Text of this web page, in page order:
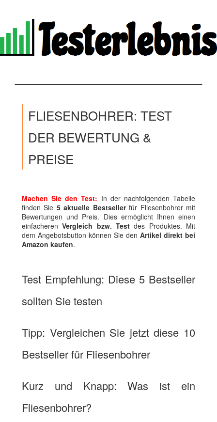
FLIESENBOHRER: TEST
DER BEWERTUNG &
PREISE
Machen Sie den Test: In der nachfolgenden Tabelle
finden Sie 5 aktuelle Bestsellerfür Fliesenbohrer mit
Bewertungen und Preis. Dies ermöglicht Ihnen einen
einfacherenVergleich bzw. Test des Produktes. Mit
dem Angebotsbutton können Sie den Artikel direkt bei
Amazon kaufen.
Test Empfehlung: Diese 5 Bestseller
sollten Sie testen
Tipp: Vergleichen Sie jetzt diese 10
Bestseller für Fliesenbohrer
Kurz und Knapp: Was ist ein
Fliesenbohrer?